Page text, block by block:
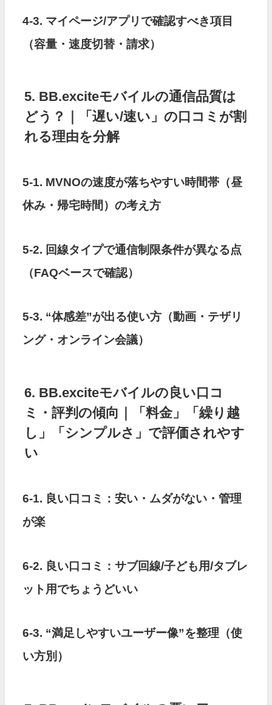
4-3. マイページ/アプリで確認すべき項目
（容量・速度切替・請求）
5. BB.exciteモバイルの通信品質は
どう？｜「遅い/速い」の口コミが割
れる理由を分解
5-1. MVNOの速度が落ちやすい時間帯（昼
休み・帰宅時間）の考え方
5-2. 回線タイプで通信制限条件が異なる点
（FAQベースで確認）
5-3. “体感差”が出る使い方（動画・テザリ
ング・オンライン会議）
6. BB.exciteモバイルの良い口コ
ミ・評判の傾向｜「料金」「繰り越
し」「シンプルさ」で評価されやす
い
6-1. 良い口コミ：安い・ムダがない・管理
が楽
6-2. 良い口コミ：サブ回線/子ども用/タブレ
ット用でちょうどいい
6-3. “満足しやすいユーザー像”を整理（使
い方別）